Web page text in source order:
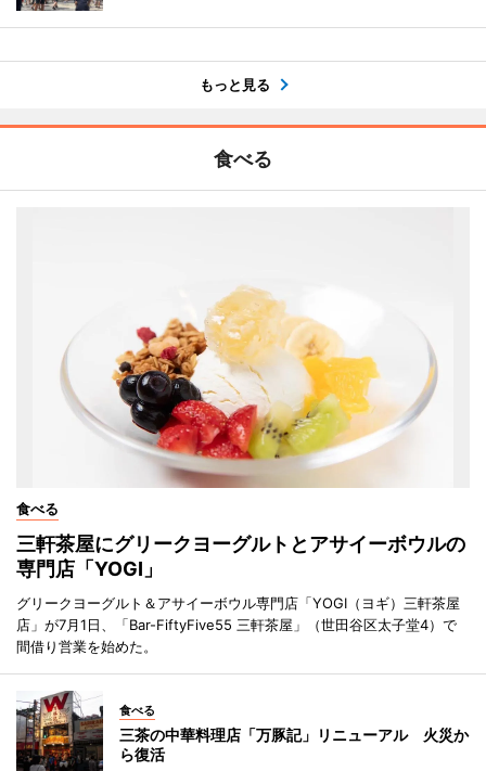
もっと見る
食べる
食べる
三軒茶屋にグリークヨーグルトとアサイーボウルの
専門店「YOGI」
グリークヨーグルト＆アサイーボウル専門店「YOGI（ヨギ）三軒茶屋
店」が7月1日、「Bar-FiftyFive55 三軒茶屋」（世田谷区太子堂4）で
間借り営業を始めた。
食べる
三茶の中華料理店「万豚記」リニューアル 火災か
ら復活